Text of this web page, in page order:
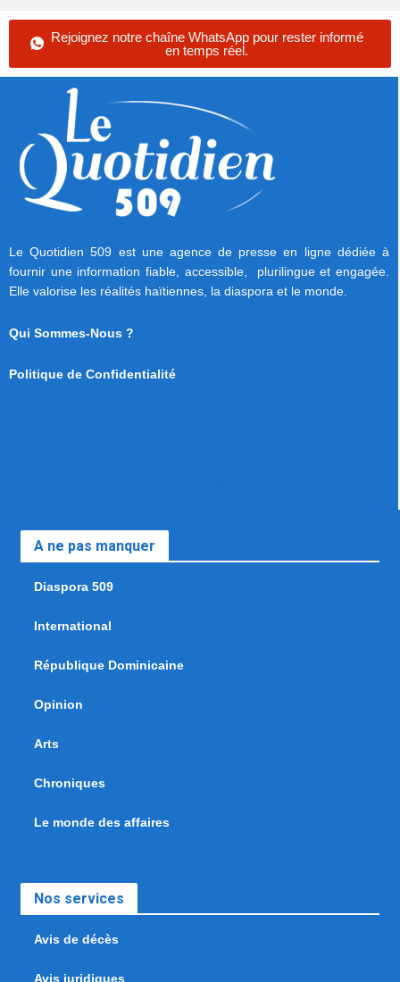
Rejoignez notre chaîne WhatsApp pour rester informé
en temps réel.
Le Quotidien 509 est une agence de presse en ligne dédiée à
fournir une information fiable, accessible, plurilingue et engagée.
Elle valorise les réalités haïtiennes, la diaspora et le monde.
Qui Sommes-Nous ?
Politique de Confidentialité
A ne pas manquer
Diaspora 509
International
République Dominicaine
Opinion
Arts
Chroniques
Le monde des affaires
Nos services
Avis de décès
Avis juridiques